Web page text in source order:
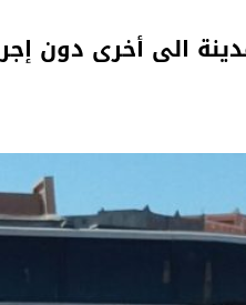
الى أخرى دون